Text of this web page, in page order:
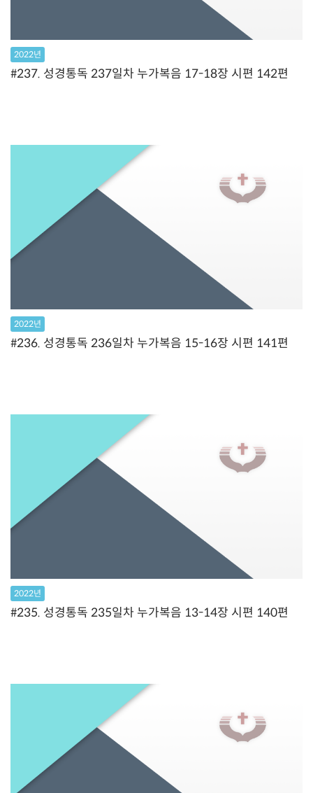
2022년
#237. 성경통독 237일차 누가복음 17-18장 시편 142편
2022년
#236. 성경통독 236일차 누가복음 15-16장 시편 141편
2022년
#235. 성경통독 235일차 누가복음 13-14장 시편 140편